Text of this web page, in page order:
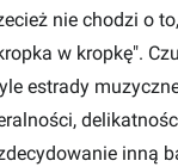
nie chodzi o
w kropkę".
estrady
inną